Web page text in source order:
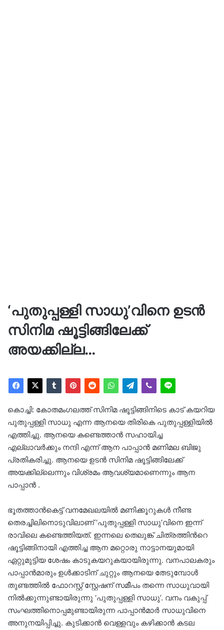
‘പുതുപ്പള്ളി സാധു’വിനെ ഉടൻ
സിനിമ ഷൂട്ടിങ്ങിലേക്ക്
അയക്കില്ല…
കൊച്ചി: കോതമംഗലത്ത് സിനിമ ഷൂട്ടിങ്ങിനിടെ കാട് കയറിയ
പുതുപ്പള്ളി സാധു എന്ന ആനയെ തിരികെ പുതുപ്പള്ളിയിൽ
എത്തിച്ചു. ആനയെ കണ്ടെത്താൻ സഹായിച്ച
എല്ലാവർക്കും നന്ദി എന്ന് ആന പാപ്പാൻ മണിമല ബിജു
പ്രതികരിച്ചു. ആനയെ ഉടൻ സിനിമ ഷൂട്ടിങ്ങിലേക്ക്
അയക്കില്ലെന്നും വിശ്രമം ആവശ്യമാണെന്നും ആന
പാപ്പാൻ .
ഭൂതത്താന്‍കെട്ട് വനമേഖലയിൽ മണിക്കൂറുകള്‍ നീണ്ട
തെരച്ചിലിനൊടുവിലാണ് ‘പുതുപ്പള്ളി സാധു’വിനെ ഇന്ന്
രാവിലെ കണ്ടെത്തിയത്. ഇന്നലെ തെലുങ്ക് ചിത്രത്തിന്‍റെ
ഷൂട്ടിങ്ങിനായി എത്തിച്ച ആന മറ്റൊരു നാട്ടാനയുമായി
ഏറ്റുമുട്ടിയ ശേഷം കാടുകയറുകയായിരുന്നു. വനപാലകരും
പാപ്പാൻമാരും ഉൾക്കാടിന് ചുറ്റും ആനയെ തേടുമ്പോൾ
തുണ്ടത്തിൽ ഫോറസ്റ്റ് സ്റ്റേഷന് സമീപം തന്നെ സാധുവായി
നിൽക്കുന്നുണ്ടായിരുന്നു ‘പുതുപ്പള്ളി സാധു’. വനം വകുപ്പ്
സംഘത്തിനൊപ്പമുണ്ടായിരുന്ന പാപ്പാൻമാർ സാധുവിനെ
അനുനയിപ്പിച്ചു. കുടിക്കാൻ വെള്ളവും കഴിക്കാൻ കടല